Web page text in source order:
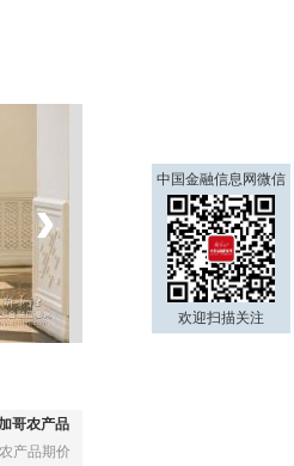
›
哥农产品
产品期价
中国金融信息网微信
欢迎扫描关注